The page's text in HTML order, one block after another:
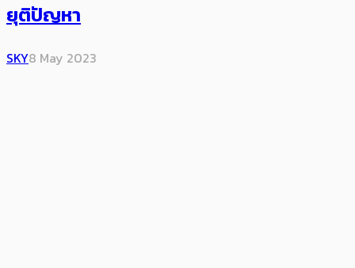
ยุติปัญหา
SKY8 May 2023